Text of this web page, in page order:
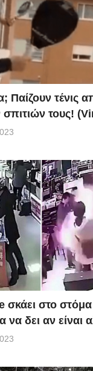
Παίζουν τένις
τους!
σκάει στο
να δει αν είναι